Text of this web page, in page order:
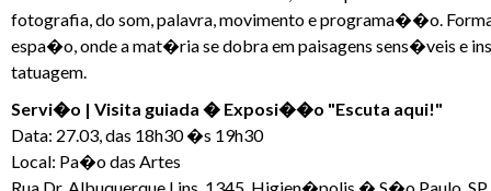
fotografia, do som, palavra, movimento e programa��o.
espa�o, onde a mat�ria se dobra em paisagens sens�veis e
tatuagem.
Servi�o | Visita guiada � Exposi��o "Escuta aqui!"
Data: 27.03, das 18h30 �s 19h30
Local: Pa�o das Artes